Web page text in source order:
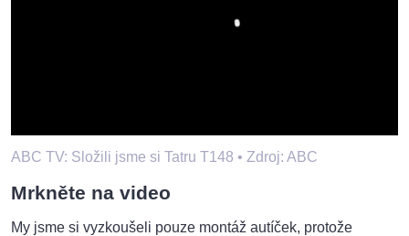
ABC TV: Složili jsme si Tatru T148 • Zdroj: ABC
Mrkněte na video
My jsme si vyzkoušeli pouze montáž autíček, protože